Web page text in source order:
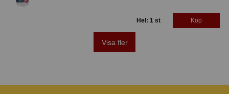
Hel: 1 st Köp
Visa fler